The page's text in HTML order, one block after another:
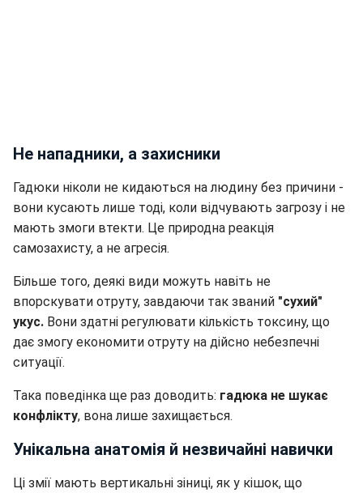
Не нападники, а захисники
Гадюки ніколи не кидаються на людину без причини -
вони кусають лише тоді, коли відчувають загрозу і не
мають змоги втекти. Це природна реакція
самозахисту, а не агресія.
Більше того, деякі види можуть навіть не
впорскувати отруту, завдаючи так званий "сухий"
укус. Вони здатні регулювати кількість токсину, що
дає змогу економити отруту на дійсно небезпечні
ситуації.
Така поведінка ще раз доводить: гадюка не шукає
конфлікту, вона лише захищається.
Унікальна анатомія й незвичайні навички
Ці змії мають вертикальні зіниці, як у кішок, що